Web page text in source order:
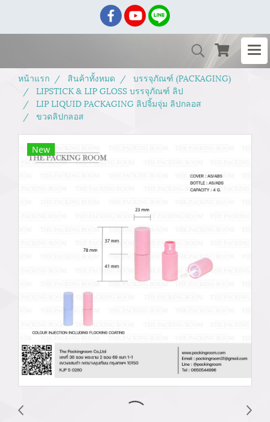
หน้าแรก สินค้าทั้งหมด
บรรจุภัณฑ์ (PACKAGING)
LIPSTICK & LIP GLOSS บรรจุภัณฑ์ ลิป
LIP LIQUID PACKAGING ลิปจิ้มจุ่ม ลิปกลอส
ขวดลิปกลอส
New